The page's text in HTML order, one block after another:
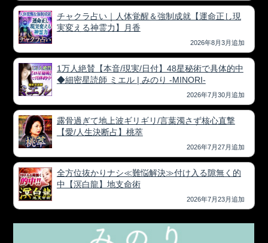
チャクラ占い｜人体覚醒＆強制成就【運命正し現
実変える神霊力】月香
2026年8月3月追加
1万人絶賛【本音/現実/日付】48星秘術で具体的中
◆細密星読師 ミエル | みのり -MINORI-
2026年7月30月追加
露骨過ぎて地上波ギリギリ/言葉濁さず核心直撃
【愛/人生決断占】桃萃
2026年7月27月追加
全方位抜かりナシ≪難悩解決≫付け入る隙無く的
中【溟白龍】地支命術
2026年7月23月追加